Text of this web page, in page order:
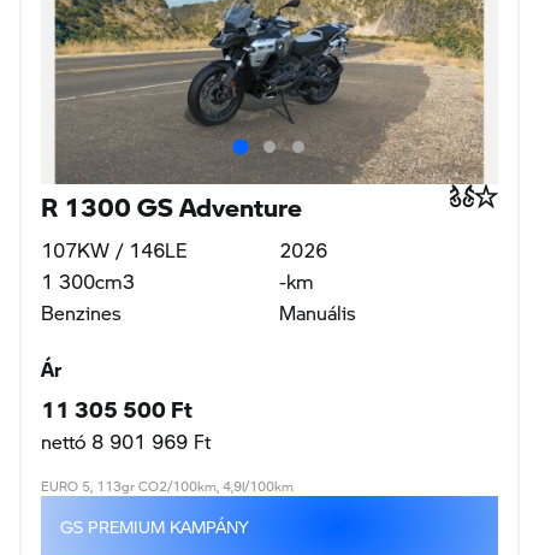
R 1300 GS Adventure
107KW / 146LE
1 300cm3
Benzines
2026
-km
Manuális
Ár
11 305 500 Ft
nettó 8 901 969 Ft
EURO 5, 113gr CO2/100km, 4,9l/100km
GS PREMIUM KAMPÁNY